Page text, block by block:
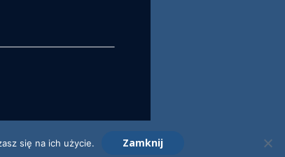
się na ich użycie. Zamknij